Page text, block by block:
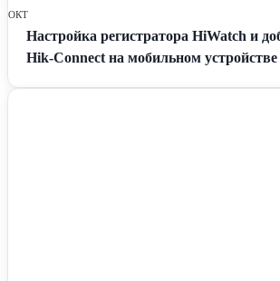
ОКТ
Настройка регистратора HiWatch и
Hik-Connect на мобильном устройстве